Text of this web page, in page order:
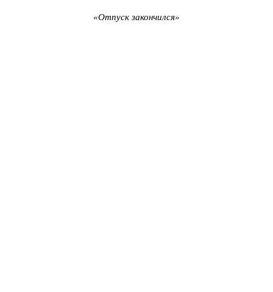
«Отпуск закончился»